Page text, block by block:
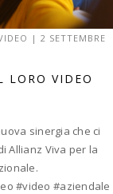
| 2 SETTEMBRE
LORO VIDEO
sinergia che ci
Allianz Viva per la
#video